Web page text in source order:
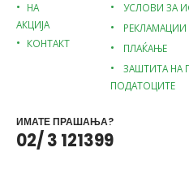
НА
АКЦИЈА
КОНТАКТ
УСЛОВИ ЗА
РЕКЛАМАЦИИ
ПЛАЌАЊЕ
ЗАШТИТА НА
ПОДАТОЦИТЕ
ИМАТЕ ПРАШАЊА?
02/ 3 121399